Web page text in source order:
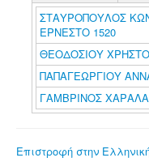
ΣΤΑΥΡΟΠΟΥΛΟΣ
ΕΡΝΕΣΤΟ 1520
ΘΕΟΔΟΣΙΟΥ
ΠΑΠΑΓΕΩΡΓΙΟΥ
ΓΑΜΒΡΙΝΟΣ
Επιστροφή στην